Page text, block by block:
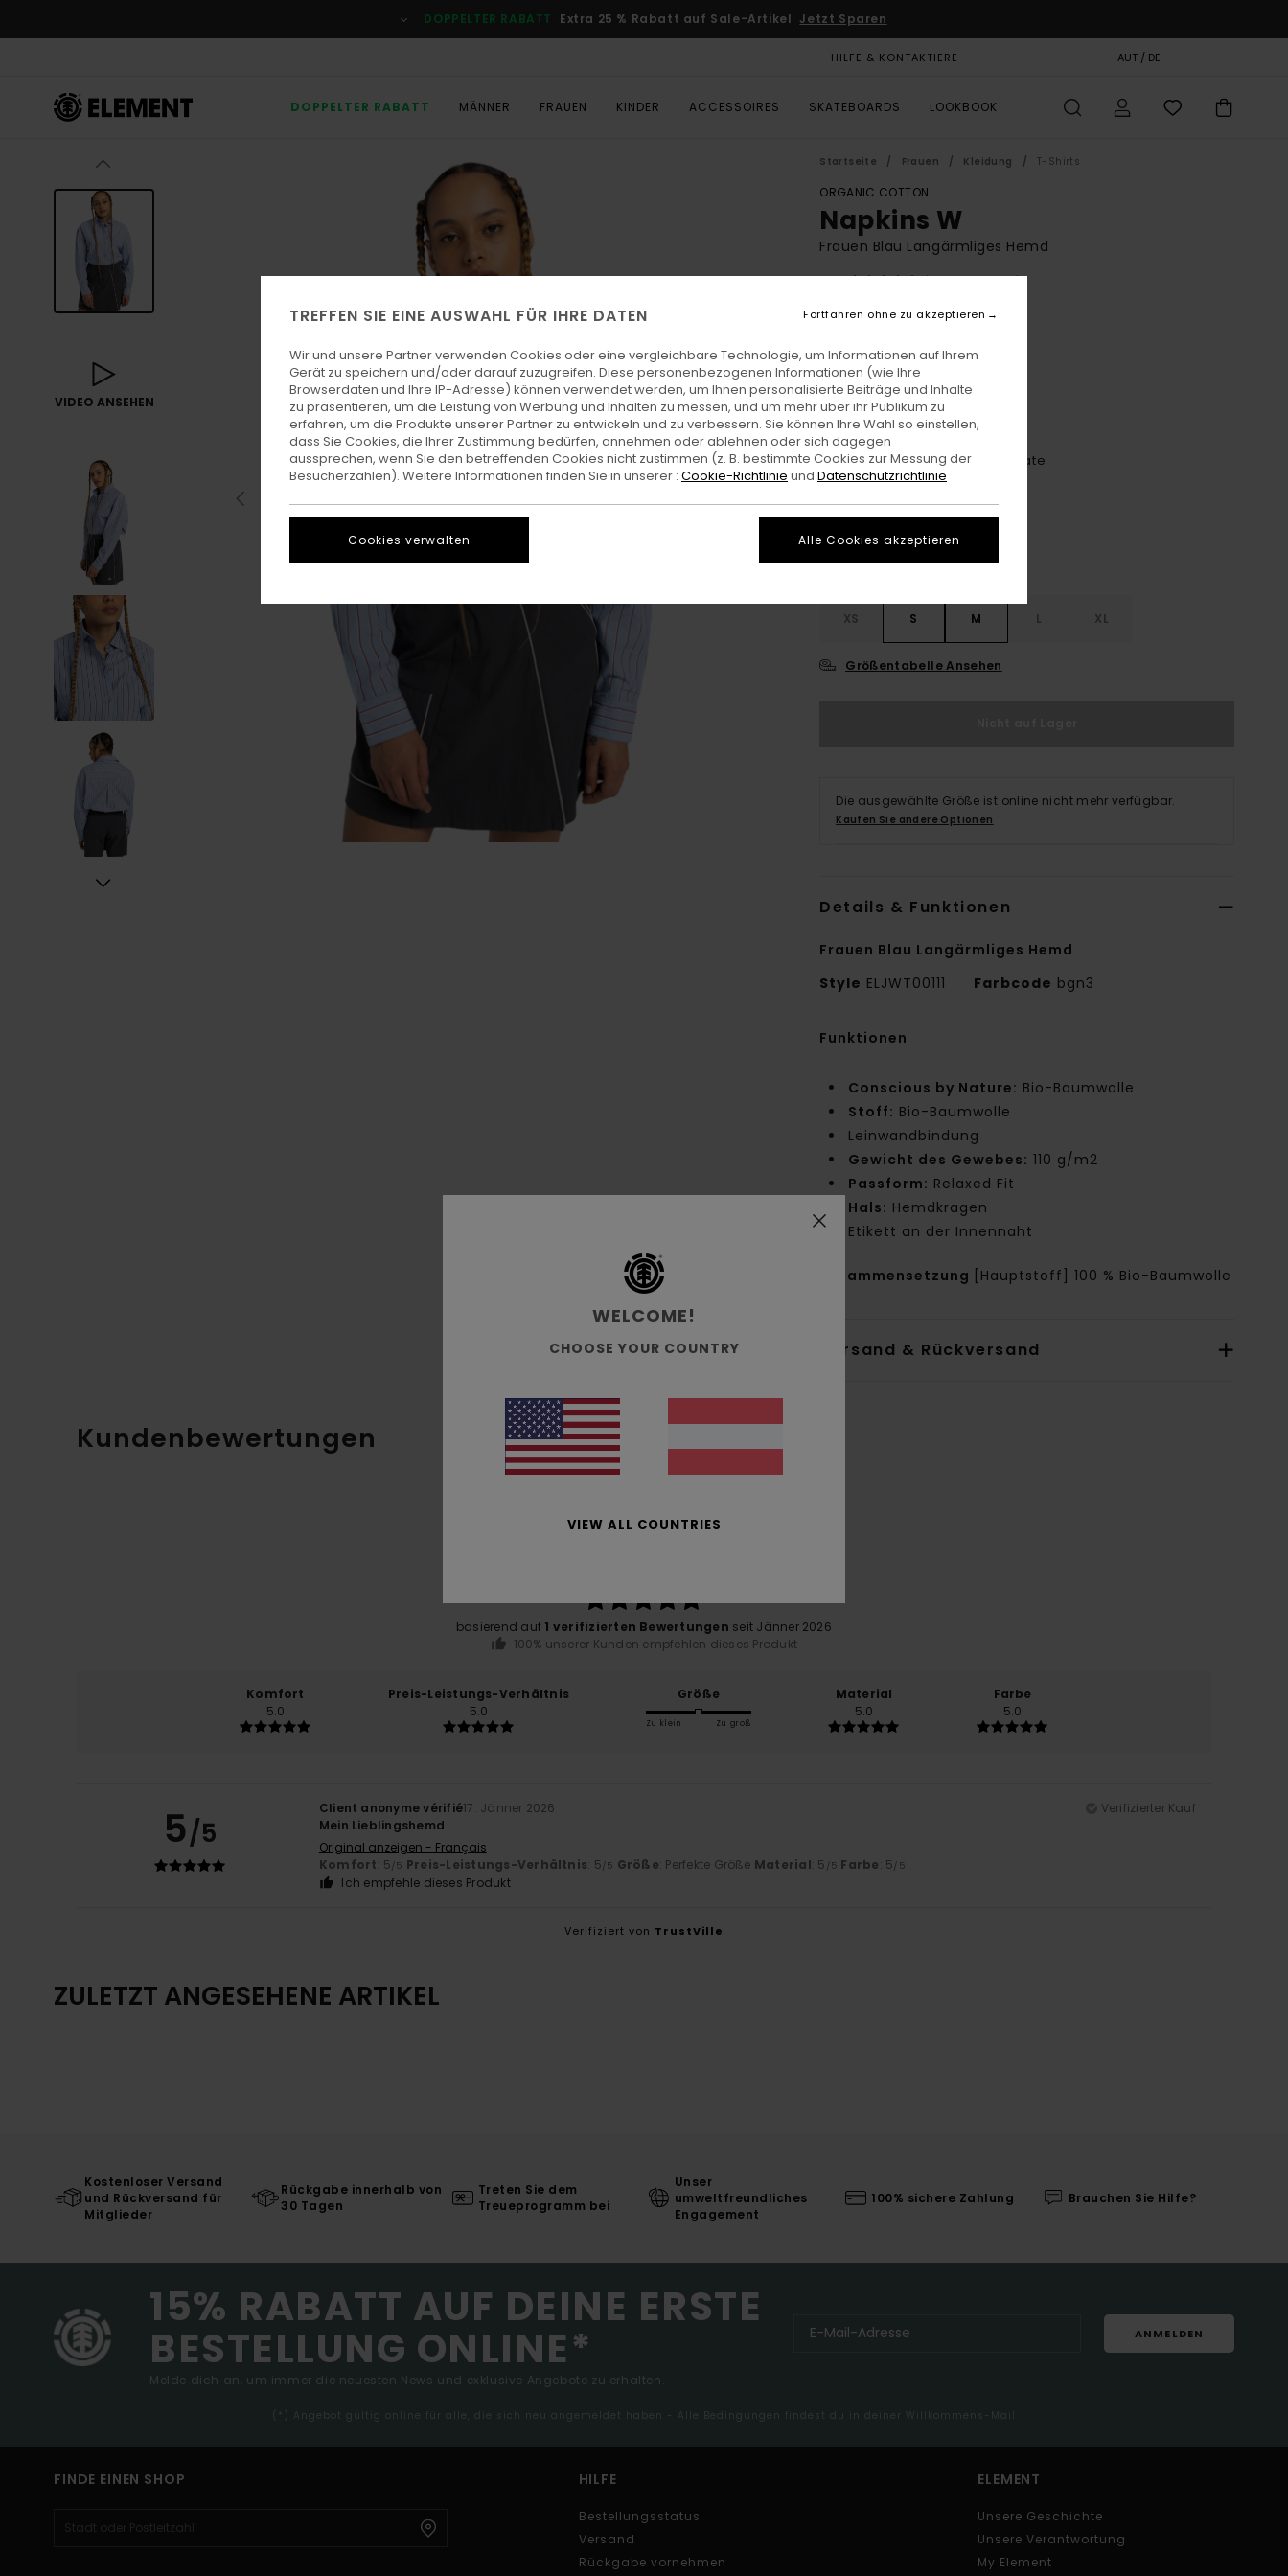
Produktinformation
DOPPELTER RABATT Extra 25 % Rabatt auf Sale-Artikel Jetzt Sparen
HILFE & KONTAKTIERE AUT / DE
DOPPELTER RABATT MÄNNER FRAUEN KINDER ACCESSOIRES SKATEBOARDS LOOKBOOK
VIDEO ANSEHEN
Startseite Frauen Kleidung T-Shirts
ORGANIC COTTON
Napkins W
Frauen Blau Langärmliges Hemd
5.0
ECO-BONUS
€ 31,87
SALE
DOPPELTER RABATT EXTRA 25 %
Farbe Stripe Blue/pomegranate
XS S M L XL
Größentabelle Ansehen
Die ausgewählte Größe ist online nicht mehr verfügbar.
Kaufen Sie andere Optionen
Details & Funktionen
Frauen Blau Langärmliges Hemd
Style ELJWT00111 Farbcode bgn3
Funktionen
Conscious by Nature: Bio-Baumwolle
Stoff: Bio-Baumwolle
Leinwandbindung
Gewicht des Gewebes: 110 g/m2
Passform: Relaxed Fit
Hals: Hemdkragen
Etikett an der Innennaht
Zusammensetzung [Hauptstoff] 100 % Bio-Baumwolle
Versand & Rückversand
Kundenbewertungen
basierend auf 1 verifizierten Bewertungen seit Jänner 2026
100% unserer Kunden empfehlen dieses Produkt
Komfort
5.0
Preis-Leistungs-Verhältnis
5.0
Größe
Zu klein Zu groß
Material
5.0
Farbe
5.0
5/5
Client anonyme vérifié17. Jänner 2026
Verifizierter Kauf
Mein Lieblingshemd
Original anzeigen - Français
Komfort: 5/5 Preis-Leistungs-Verhältnis: 5/5 Größe: Perfekte Größe Material: 5 /5 Farbe: 5/5
Ich empfehle dieses Produkt
Verifiziert von TrustVille
ZULETZT ANGESEHENE ARTIKEL
Kostenloser Versand
und Rückversand für
Mitglieder
Rückgabe innerhalb von
30 Tagen
Treten Sie dem
Treueprogramm bei
Unser
umweltfreundliches
Engagement
100% sichere Zahlung Brauchen Sie Hilfe?
15% RABATT AUF DEINE ERSTE
BESTELLUNG ONLINE*
Melde dich an, um immer die neuesten News und exklusive Angebote zu erhalten.
ANMELDEN
(*) Angebot gültig online für alle, die sich neu angemeldet haben - Alle Bedingungen findest du in deiner Willkommens-Mail
FINDE EINEN SHOP HILFE
Bestellungsstatus
Versand
Rückgabe vornehmen
ELEMENT
Unsere Geschichte
Unsere Verantwortung
My Element
WELCOME!
CHOOSE YOUR COUNTRY
VIEW ALL COUNTRIES
TREFFEN SIE EINE AUSWAHL FÜR IHRE DATEN
Wir und unsere Partner verwenden Cookies oder eine vergleichbare Technologie, um Informationen auf Ihrem
Gerät zu speichern und/oder darauf zuzugreifen. Diese personenbezogenen Informationen (wie Ihre
Browserdaten und Ihre IP-Adresse) können verwendet werden, um Ihnen personalisierte Beiträge und Inhalte
zu präsentieren, um die Leistung von Werbung und Inhalten zu messen, und um mehr über ihr Publikum zu
erfahren, um die Produkte unserer Partner zu entwickeln und zu verbessern. Sie können Ihre Wahl so einstellen,
dass Sie Cookies, die Ihrer Zustimmung bedürfen, annehmen oder ablehnen oder sich dagegen
aussprechen, wenn Sie den betreffenden Cookies nicht zustimmen (z. B. bestimmte Cookies zur Messung der
Besucherzahlen). Weitere Informationen finden Sie in unserer : Cookie-Richtlinie und Datenschutzrichtlinie
Cookies verwalten
Fortfahren ohne zu akzeptieren
Alle Cookies akzeptieren